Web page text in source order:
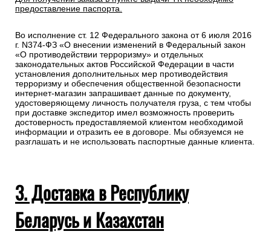
предоставление паспорта.
Во исполнение ст. 12 Федерального закона от 6 июля 2016
г. N374-ФЗ «О внесении изменений в Федеральный закон
«О противодействии терроризму» и отдельных
законодательных актов Российской Федерации в части
установления дополнительных мер противодействия
терроризму и обеспечения общественной безопасности
интернет-магазин запрашивает данные по документу,
удостоверяющему личность получателя груза, с тем чтобы
при доставке экспедитор имел возможность проверить
достоверность предоставляемой клиентом необходимой
информации и отразить ее в договоре. Мы обязуемся не
разглашать и не использовать паспортные данные клиента.
3. Доставка в Республику
Беларусь и Казахстан